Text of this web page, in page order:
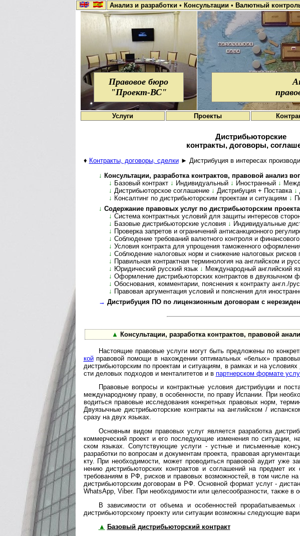
Анализ и разработки • Консультации • Валютный
Правовое бюро
"Проект-ВС"
Услуги Проекты
Дистрибьюторские
контракты, договоры,
♦ Контракты, договоры, сделки► Дистрибуция в интересах
↓ Консультации, разработка контрактов, пра­во­вой ана­лиз
↓ Базовый контракт ↓ Индивидуальный ↓ Иностранный ↓
↓ Дистрибьюторское соглашение ↓ Дистрибуция + Поставка ↓
↓ Консалтинг по дистрибьюторским проектам и ситуациям ↓
↓ Содержание правовых услуг по дис­т­рибь­ю­тор­ским
↓ Система контрактных условий для защиты интересов
↓ Базовые дистрибьюторские условия ↓ Ин­ди­ви­ду­аль­ные
↓ Проверка запретов и ограничений анти­санк­ци­он­ного
↓ Соблюдение требований валютного конт­роля и
↓ Условия контракта для упрощения таможенного
↓ Соблюдение налоговых норм и снижение налоговых
↓ Правильная контрактная терминология на англий­ском и
↓ Юридический русский язык ↓ Международный английский
↓ Оформление дистрибьюторских контрактов в дву­языч­ном
↓ Обоснования, комментарии, пояснения к контракту англ./
↓ Правовая аргументация условий и пояснения для
→ Дистрибуция ПО по лицензионным договорам с
▲ Консультации, разработка контрактов, пра­во­вой
Настоящие правовые услуги могут быть предложены по
койпра­во­вой по­мощи в на­хо­ж­де­нии оп­ти­ма­ль­ных «бе­лых»
дист­рибь­ю­тор­ским по про­е­к­там и си­ту­а­ци­ям, в рам­ках и на
сти дело­вых под­хо­дов и мен­та­ли­те­тов и в парт­не­р­с­ком фор­мате
Право­вые воп­росы и конт­ракт­ные усло­вия дист­ри­бу­ции и
между­народ­ному праву, в осо­бен­но­сти, по праву Испа­нии. При
во­ди­ться пра­во­вые иссле­до­ва­ния конк­рет­ных пра­во­вых норм,
Дву­языч­ные дистри­бью­тор­ские конт­ракты на анг­лий­ском /
сразу на двух языках.
Основным видом правовых услуг является разработка
ком­мер­чес­кий проект и его после­дую­щие изме­не­ния по ситу­ации,
ском язы­ках. Сопут­ст­вую­щие услуги - уст­ные и пись­мен­ные
разра­ботки по воп­ро­сам и доку­мен­там прое­кта, право­вая
кту. При необхо­ди­мости, может про­во­диться пра­во­вой аудит уже
нению дистри­бью­тор­ских конт­рак­тов и согла­шений на пред­мет их
требо­ва­ниям в РФ, рис­ков и пра­во­вых воз­мож­нос­тей, в том числе на
дис­т­рибь­ю­тор­ским дого­во­рам в РФ. Основ­ной фор­мат услуг -
Whats­App, Viber. При необ­хо­ди­мо­сти или целе­со­об­раз­но­сти, также в
В зависимости от объема и особенностей
дистри­бью­тор­скому прое­кту или ситу­ации воз­можны следу­ющие
▲ Базовый дистрибьюторский контракт